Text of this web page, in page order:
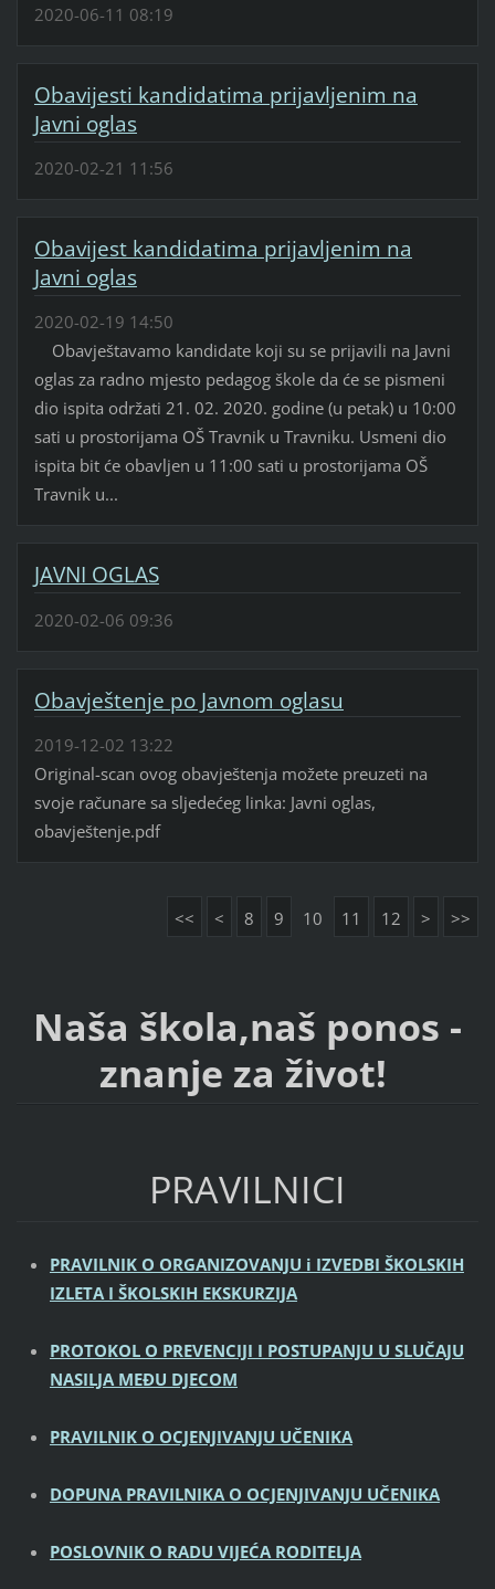
2020-06-11 08:19
Obavijesti kandidatima prijavljenim na
Javni oglas
2020-02-21 11:56
Obavijest kandidatima prijavljenim na
Javni oglas
2020-02-19 14:50
Obavještavamo kandidate koji su se prijavili na Javni
oglas za radno mjesto pedagog škole da će se pismeni
dio ispita održati 21. 02. 2020. godine (u petak) u 10:00
sati u prostorijama OŠ Travnik u Travniku. Usmeni dio
ispita bit će obavljen u 11:00 sati u prostorijama OŠ
Travnik u...
JAVNI OGLAS
2020-02-06 09:36
Obavještenje po Javnom oglasu
2019-12-02 13:22
Original-scan ovog obavještenja možete preuzeti na
svoje računare sa sljedećeg linka: Javni oglas,
obavještenje.pdf
<< < 8 9 10 11 12 > >>
Naša škola,naš ponos -
znanje za život!
PRAVILNICI
PRAVILNIK O ORGANIZOVANJU i IZVEDBI ŠKOLSKIH
IZLETA I ŠKOLSKIH EKSKURZIJA
PROTOKOL O PREVENCIJI I POSTUPANJU U SLUČAJU
NASILJA MEĐU DJECOM
PRAVILNIK O OCJENJIVANJU UČENIKA
DOPUNA PRAVILNIKA O OCJENJIVANJU UČENIKA
POSLOVNIK O RADU VIJEĆA RODITELJA